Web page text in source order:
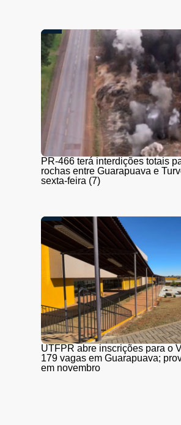
PR-466 terá interdições totais
rochas entre Guarapuava e
sexta-feira (7)
UTFPR abre inscrições para o
179 vagas em Guarapuava;
em novembro